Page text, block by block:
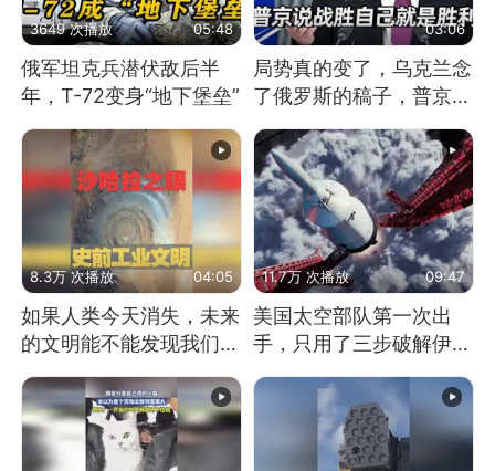
3649 次播放 05:48
俄军坦克兵潜伏敌后半
年，T-72变身“地下堡垒”
03:06
局势真的变了，乌克兰念
了俄罗斯的稿子，普京说
战胜自己就是胜利
8.3万 次播放 04:05
如果人类今天消失，未来
的文明能不能发现我们存
11.7万 次播放 09:47
美国太空部队第一次出
手，只用了三步破解伊朗